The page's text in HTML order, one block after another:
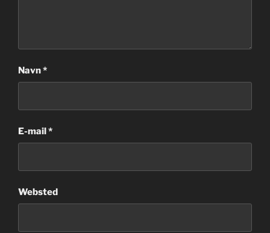
Navn*
E-mail*
Websted